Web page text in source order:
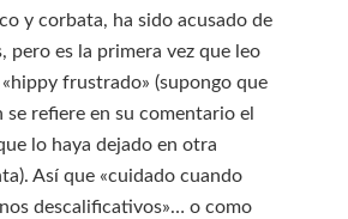
y corbata, ha sido acusado de
pero es la primera vez que leo
frustrado» (supongo que
se refiere en su comentario el
lo haya dejado en otra
Así que «cuidado cuando
descalificativos»… o como